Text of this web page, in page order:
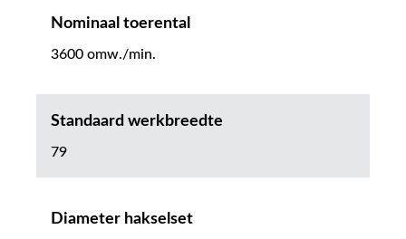
Nominaal toerental
3600 omw./min.
Standaard werkbreedte
79
Diameter hakselset